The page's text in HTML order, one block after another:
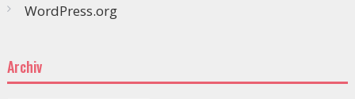
WordPress.org
Archiv